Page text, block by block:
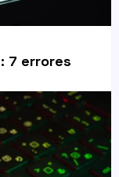
7 errores